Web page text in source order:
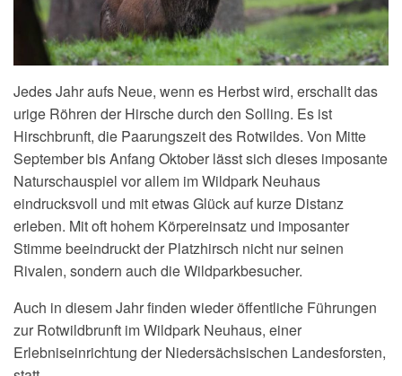
Jedes Jahr aufs Neue, wenn es Herbst wird, erschallt das
urige Röhren der Hirsche durch den Solling. Es ist
Hirschbrunft, die Paarungszeit des Rotwildes. Von Mitte
September bis Anfang Oktober lässt sich dieses imposante
Naturschauspiel vor allem im Wildpark Neuhaus
eindrucksvoll und mit etwas Glück auf kurze Distanz
erleben. Mit oft hohem Körpereinsatz und imposanter
Stimme beeindruckt der Platzhirsch nicht nur seinen
Rivalen, sondern auch die Wildparkbesucher.
Auch in diesem Jahr finden wieder öffentliche Führungen
zur Rotwildbrunft im Wildpark Neuhaus, einer
Erlebniseinrichtung der Niedersächsischen Landesforsten,